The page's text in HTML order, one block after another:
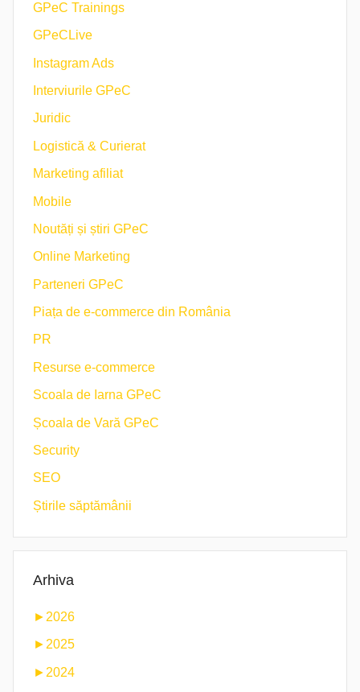
GPeC Trainings
GPeCLive
Instagram Ads
Interviurile GPeC
Juridic
Logistică & Curierat
Marketing afiliat
Mobile
Noutăți și știri GPeC
Online Marketing
Parteneri GPeC
Piața de e-commerce din România
PR
Resurse e-commerce
Scoala de Iarna GPeC
Școala de Vară GPeC
Security
SEO
Știrile săptămânii
Arhiva
► 2026
► 2025
► 2024